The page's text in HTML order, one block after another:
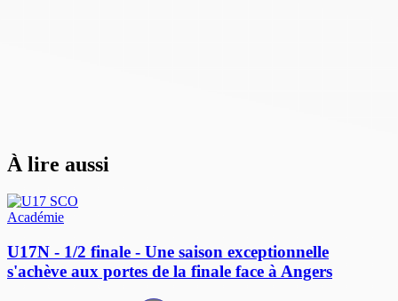
À lire aussi
Académie
U17N - 1/2 finale - Une saison exceptionnelle
s'achève aux portes de la finale face à Angers